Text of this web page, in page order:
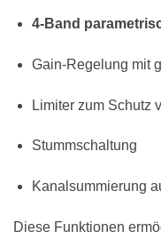
4-Band
Gain-Regelung mit
Limiter zum Schutz
Stummschaltung
Kanalsummierung
Diese Funktionen